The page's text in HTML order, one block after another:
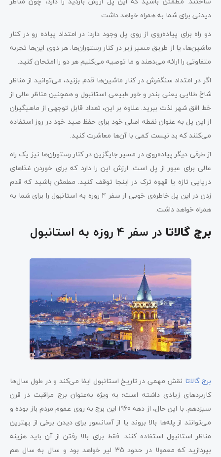
دیدنی برای شما به همراه خواهد داشت.
دو راه برای پیاده‌روی از روی پل وجود دارد: در امتداد پیاده رو در کنار
ماشین‌ها، یا از طریق مسیر زیر در کنار رستوران‌ها. هر دوی این‌ها تجربه
متفاوتی را ارائه می‌دهند و ما توصیه می‌کنیم هر دو را امتحان کنید.
اگر در امتداد سنگفرش در کنار ماشین‌ها قدم بزنید، می‌توانید از مناظر
شاخ طلایی یعنی بندر و خور طبیعی استانبول و همچنین مناظر عالی از
خط افق شهر لذت ببرید. علاوه بر این، تعداد قابل توجهی از ماهیگیران
از این پل به عنوان نقطه اصلی خود برای حفظ صید خود در روز استفاده
می‌کنند که بد نیست کمی با آن‌ها معاشرت کنید.
از طرفی دیگر پیاده‌روی در مسیر جایگزین در کنار رستوران‌ها نیز یک راه
عالی برای عبور از پل است. ارزش این را دارد که برای خوردن غذاهای
دریایی تازه یا قهوه ترک در اینجا توقف کنید. مطمئن باشید که قدم
زدن در این پل خاطره‌ی خوبی از سفر 4 روزه به استانبول را برای شما به
همراه خواهد داشت.
برج گالاتا در سفر 4 روزه به استانبول
برج گالاتا نقش مهمی در تاریخ استانبول ایفا می‌کند و در طول سال‌ها
کاربردهای زیادی داشته است؛ به ویژه به‌عنوان برج مراقبت در قرن
سیزدهم. با این حال، از دهه 1960 این برج به روی عموم مردم باز بوده و
می‌توانند از پله‌ها بالا بروند یا از آسانسور برای دیدن برخی از بهترین
مناظر استانبول استفاده کنند. فقط برای بالا رفتن از آن باید هزینه
بپردازید که معمولا در حدود 35 لیر خواهد بود و سال به سال هم